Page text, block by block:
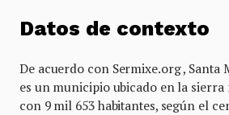
Datos de contexto
De acuerdo con Sermixe.org ,
es un municipio ubicado en la sierra
con 9 mil 653 habitantes, según el